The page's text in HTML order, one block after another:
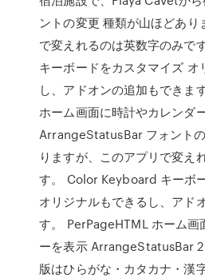
ントの変更 種類が山ほどあり
で変えれるのは英数字のみで
キーボードをカスタマイズ オ
し、アドオンの追加もできま
ホーム画面に時計やカレンダ
ArrangeStatusBar フォント
りますが、このアプリで変え
す。 Color Keyboard キーボ
オリジナルもできるし、アド
す。 PerPageHTML ホーム画
ーを表示 ArrangeStatusBar
版はひらがな・カタカナ・漢